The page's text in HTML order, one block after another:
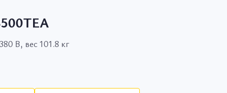
В, вес 101.8 кг